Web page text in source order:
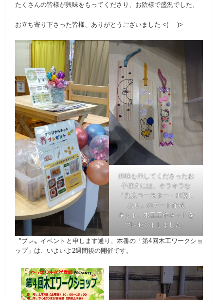
たくさんの皆様が興味をもってくださり、お陰様で盛況でした。
お立ち寄り下さった皆様、ありがとうございました <(_ _)>
興味を示してくださったお
子様方には、キラキラな
「丸太コースター・木製し
おり」のアート作成
キット、木工工作キットを
プレゼントしました。
〝プレ〟イベントと申します通り、本番の「第4回木工ワークショ
ップ」は、いよいよ2週間後の開催です。